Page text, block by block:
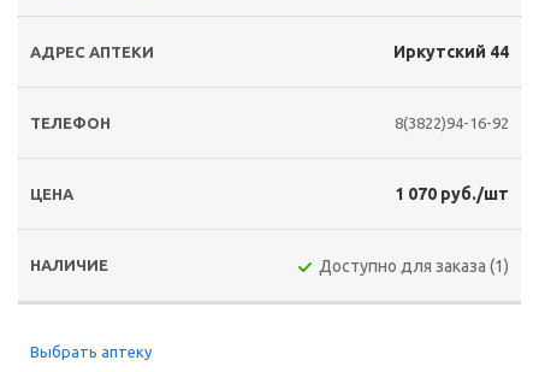
Иркутский 44
8(3822)94-16-92
1 070 руб./шт
Доступно для заказа (1)
Выбрать аптеку